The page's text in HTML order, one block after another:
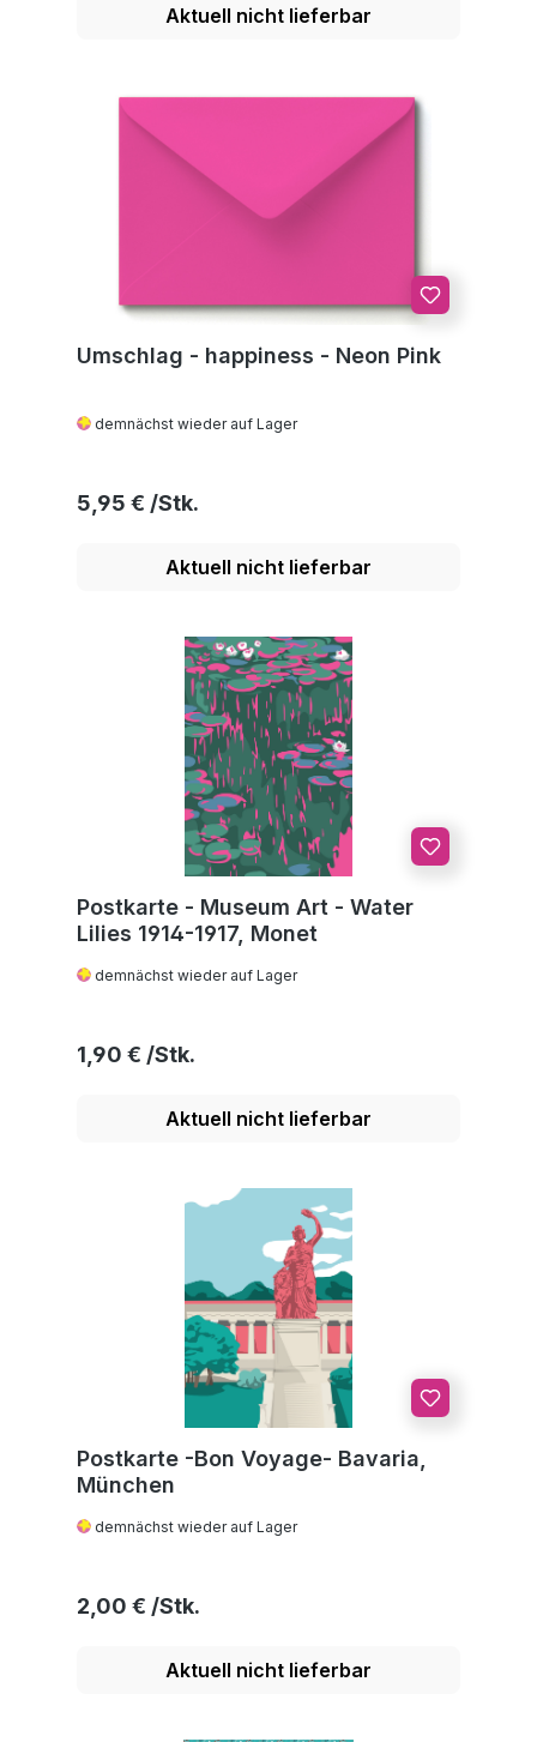
Aktuell nicht lieferbar
Umschlag - happiness - Neon Pink
demnächst wieder auf Lager
Regulärer Preis:
5,95 €
Aktuell nicht lieferbar
Postkarte - Museum Art - Water
Lilies 1914-1917, Monet
demnächst wieder auf Lager
Regulärer Preis:
1,90 €
Aktuell nicht lieferbar
Postkarte -Bon Voyage- Bavaria,
München
demnächst wieder auf Lager
Regulärer Preis:
2,00 €
Aktuell nicht lieferbar